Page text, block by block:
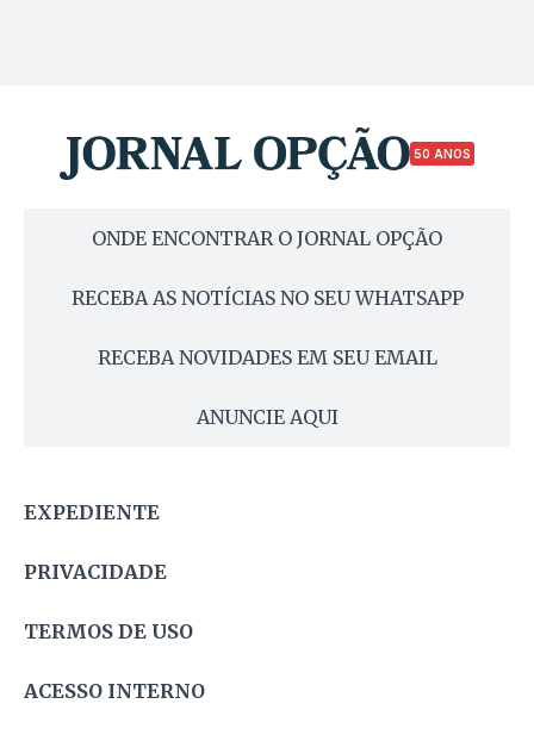
50 ANOS
ONDE ENCONTRAR O JORNAL OPÇÃO
RECEBA AS NOTÍCIAS NO SEU WHATSAPP
RECEBA NOVIDADES EM SEU EMAIL
ANUNCIE AQUI
EXPEDIENTE
PRIVACIDADE
TERMOS DE USO
ACESSO INTERNO